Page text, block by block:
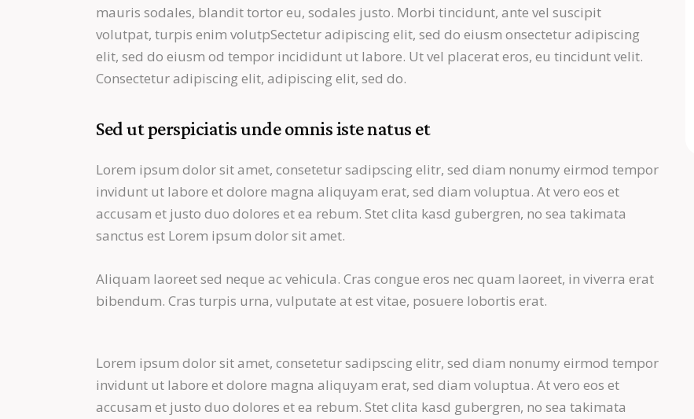
mauris sodales, blandit tortor eu, sodales justo. Morbi tincidunt, ante vel suscipit
volutpat, turpis enim volutpSectetur adipiscing elit, sed do eiusm onsectetur adipiscing
elit, sed do eiusm od tempor incididunt ut labore. Ut vel placerat eros, eu tincidunt velit.
Consectetur adipiscing elit, adipiscing elit, sed do.
Sed ut perspiciatis unde omnis iste natus et
Lorem ipsum dolor sit amet, consetetur sadipscing elitr, sed diam nonumy eirmod tempor
invidunt ut labore et dolore magna aliquyam erat, sed diam voluptua. At vero eos et
accusam et justo duo dolores et ea rebum. Stet clita kasd gubergren, no sea takimata
sanctus est Lorem ipsum dolor sit amet.
Aliquam laoreet sed neque ac vehicula. Cras congue eros nec quam laoreet, in viverra erat
bibendum. Cras turpis urna, vulputate at est vitae, posuere lobortis erat.
Lorem ipsum dolor sit amet, consetetur sadipscing elitr, sed diam nonumy eirmod tempor
invidunt ut labore et dolore magna aliquyam erat, sed diam voluptua. At vero eos et
accusam et justo duo dolores et ea rebum. Stet clita kasd gubergren, no sea takimata